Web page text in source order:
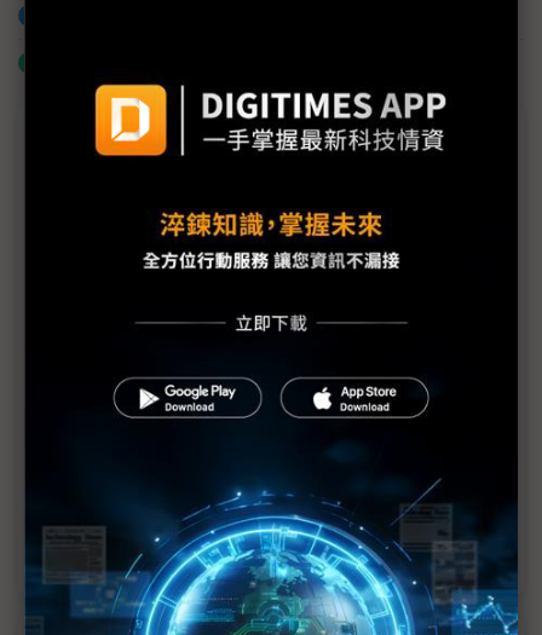
議題精選－微軟Build 2025亮點
微軟談GB200系統效能 AI詞元吞吐量大增
AI打造「去中心化」新型態搜尋 微軟CTO：開放
合作關係變調？ 微軟CTO：與OpenAI關係仍緊密
微軟資料分析平台Fabric採用率提升 小型軟體公司
微軟宣布上架Grok 推新AI代理編碼工具